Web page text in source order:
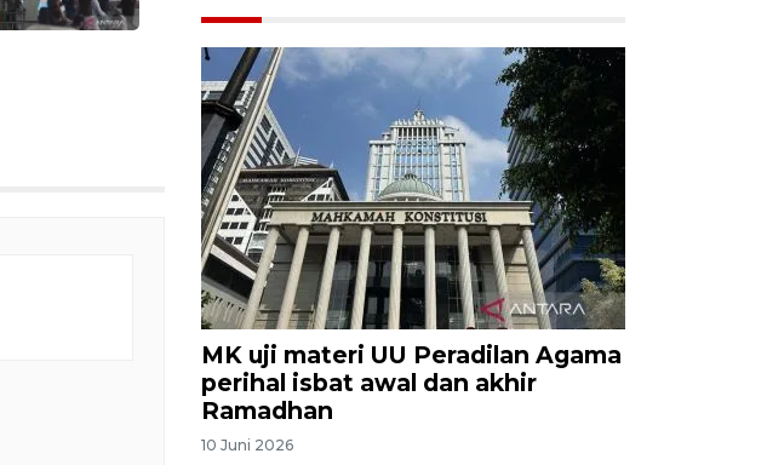
MK uji materi UU Peradilan Agama
perihal isbat awal dan akhir
Ramadhan
10 Juni 2026